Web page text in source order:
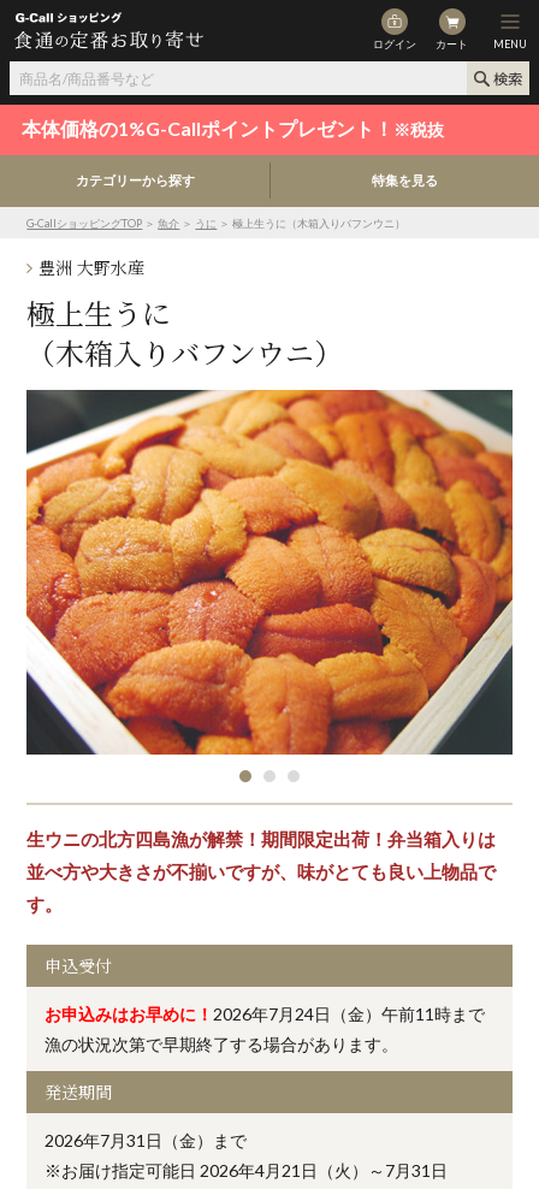
ログイン カート MENU
本体価格の1%G-Callポイントプレゼント！ ※税抜
カテゴリーから探す 特集を見る
G-CallショッピングTOP ＞魚介 ＞ うに ＞ 極上生うに（木箱入りバフンウニ）
豊洲 大野水産
極上生うに
（木箱入りバフンウニ）
生ウニの北方四島漁が解禁！期間限定出荷！弁当箱入りは
並べ方や大きさが不揃いですが、味がとても良い上物品で
す。
申込受付
お申込みはお早めに！ 2026年7月24日（金）午前11時まで
漁の状況次第で早期終了する場合があります。
発送期間
2026年7月31日（金）まで
※お届け指定可能日 2026年4月21日（火）～7月31日